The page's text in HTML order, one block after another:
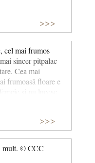
>>>
cel mai frumos
sincer pitpalac
Cea mai
frumoasă floare e
lux din curcubeie.
E aurul mai cald
mătasă, în nuntă-i
raza cea mai
în inelar. Culori și
Argila mea tresare
>>>
mult. © CCC